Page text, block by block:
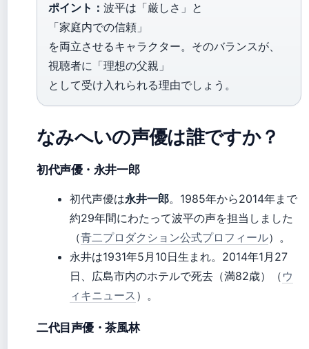
ポイント： 波平は「厳しさ」と
「家庭内での信頼」
を両立させるキャラクター。そのバランスが、
視聴者に「理想の父親」
として受け入れられる理由でしょう。
なみへいの声優は誰ですか？
初代声優・永井一郎
初代声優は永井一郎。1985年から2014年まで
約29年間にわたって波平の声を担当しました
（青二プロダクション公式プロフィール）。
永井は1931年5月10日生まれ。2014年1月27
日、広島市内のホテルで死去（満82歳）（ ウ
ィキニュース ）。
二代目声優・茶風林